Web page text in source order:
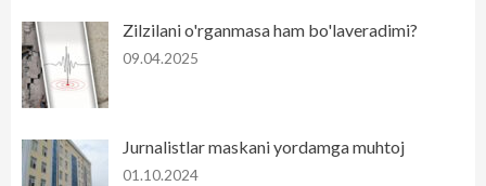
Zilzilani o'rganmasa ham bo'laveradimi?
09.04.2025
Jurnalistlar maskani yordamga muhtoj
01.10.2024